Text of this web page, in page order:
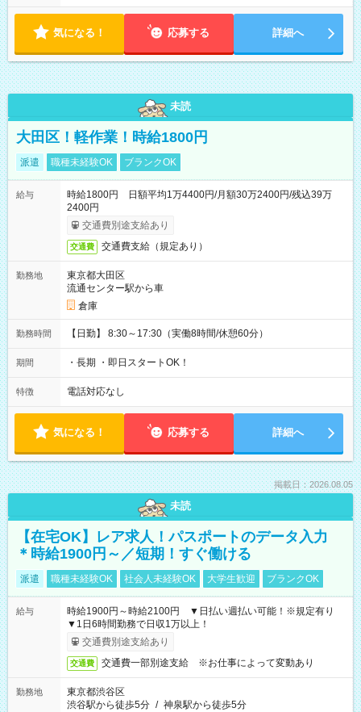
気になる！ 応募する 詳細へ
未読
大田区！軽作業！時給1800円
派遣 職種未経験OK ブランクOK
給与
時給1800円 日額平均1万4400円/月額30万2400円/残込39万
2400円
交通費別途支給あり
交通費 交通費支給（規定あり）
勤務地
東京都大田区
流通センター駅から車
倉庫
勤務時間 【日勤】 8:30～17:30（実働8時間/休憩60分）
期間 ・長期 ・即日スタートOK！
特徴 電話対応なし
気になる！ 応募する 詳細へ
掲載日：2026.08.05
未読
【在宅OK】レア求人！パスポートのデータ入力
＊時給1900円～／短期！すぐ働ける
派遣 職種未経験OK 社会人未経験OK 大学生歓迎 ブランクOK
給与
時給1900円～時給2100円 ▼日払い週払い可能！※規定有り
▼1日6時間勤務で日収1万以上！
交通費別途支給あり
交通費 交通費一部別途支給 ※お仕事によって変動あり
勤務地
東京都渋谷区
渋谷駅から徒歩5分 / 神泉駅から徒歩5分